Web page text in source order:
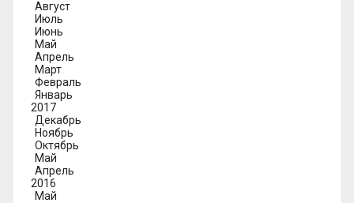
Август
Июль
Июнь
Май
Апрель
Март
Февраль
Январь
2017
Декабрь
Ноябрь
Октябрь
Май
Апрель
2016
Май